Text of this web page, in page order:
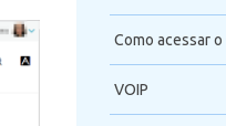
Como acessar
VOIP